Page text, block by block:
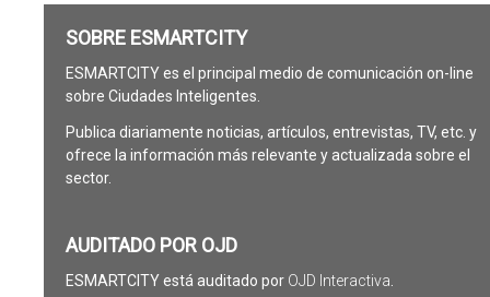
SOBRE ESMARTCITY
ESMARTCITY es el principal medio de comunicación on-line
sobre Ciudades Inteligentes.
Publica diariamente noticias, artículos, entrevistas, TV, etc. y
ofrece la información más relevante y actualizada sobre el
sector.
AUDITADO POR OJD
ESMARTCITY está auditado por OJD Interactiva